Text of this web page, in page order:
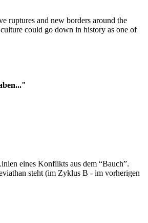
ruptures and new borders around the
could go down in history as one of
eines Konflikts aus dem “Bauch”.
steht (im Zyklus B - im vorherigen